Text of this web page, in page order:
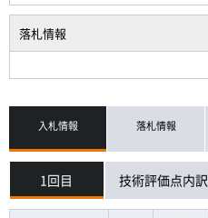
落札情報
入札情報 落札情報
1回目 技術評価点内訳